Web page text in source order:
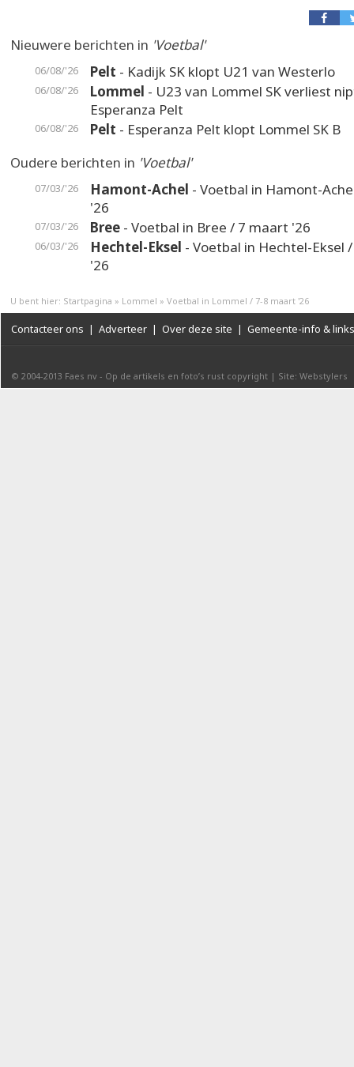
Nieuwere berichten in 'Voetbal'
06/08/'26 Pelt - Kadijk SK klopt U21 van Westerlo
06/08/'26 Lommel - U23 van Lommel SK verliest
Esperanza Pelt
06/08/'26 Pelt - Esperanza Pelt klopt Lommel SK B
Oudere berichten in 'Voetbal'
07/03/'26 Hamont-Achel - Voetbal in Hamont-
'26
07/03/'26 Bree - Voetbal in Bree / 7 maart '26
06/03/'26 Hechtel-Eksel - Voetbal in Hechtel-Eksel
'26
U bent hier: Startpagina » Lommel » Voetbal in Lommel / 7-8 maart '26
Contacteer ons | Adverteer | Over deze site | Gemeente-info & links
© 2004-2013 Faes nv - Op de artikels en foto’s rust copyright | Site: Webstylers